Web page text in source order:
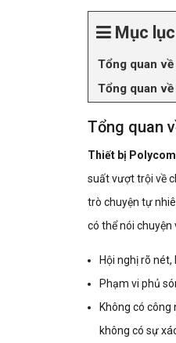
Mục lục
Tổng quan
Tổng quan
Tổng quan
Thiết bị
suất vượt trội về
trò chuyện tự
có thể nói
Hội nghị rõ
Phạm vi phủ
Không có
không có sự